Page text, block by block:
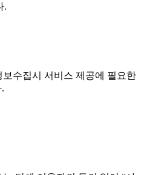
.
수집시 서비스 제공에 필요한